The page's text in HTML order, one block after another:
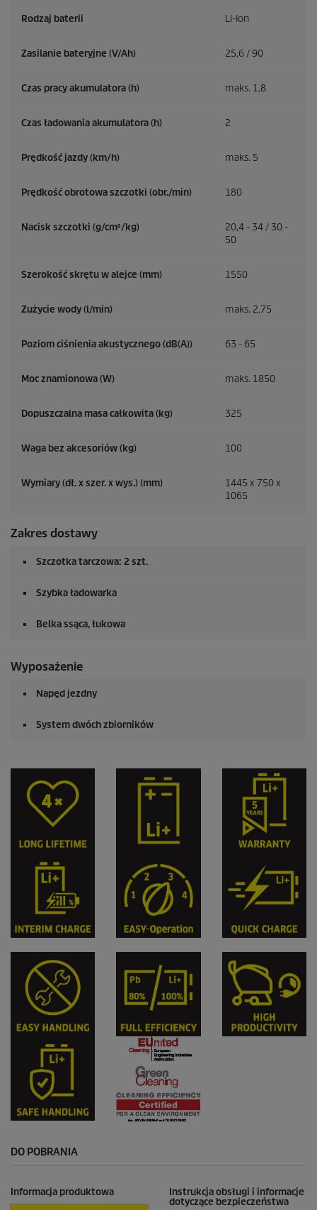
Rodzaj baterii Li-Ion
Zasilanie bateryjne (V/Ah) 25,6 / 90
Czas pracy akumulatora (h) maks. 1,8
Czas ładowania akumulatora (h) 2
Prędkość jazdy (km/h) maks. 5
Prędkość obrotowa szczotki (obr./min) 180
Nacisk szczotki (g/cm²/kg)
20,4 - 34 / 30 -
50
Szerokość skrętu w alejce (mm) 1550
Zużycie wody (l/min) maks. 2,75
Poziom ciśnienia akustycznego (dB(A)) 63 - 65
Moc znamionowa (W) maks. 1850
Dopuszczalna masa całkowita (kg) 325
Waga bez akcesoriów (kg) 100
Wymiary (dł. x szer. x wys.) (mm)
1445 x 750 x
1065
Zakres dostawy
Szczotka tarczowa: 2 szt.
Szybka ładowarka
Belka ssąca, łukowa
Wyposażenie
Napęd jezdny
System dwóch zbiorników
DO POBRANIA
Informacja produktowa
Instrukcja obsługi i informacje
dotyczące bezpieczeństwa